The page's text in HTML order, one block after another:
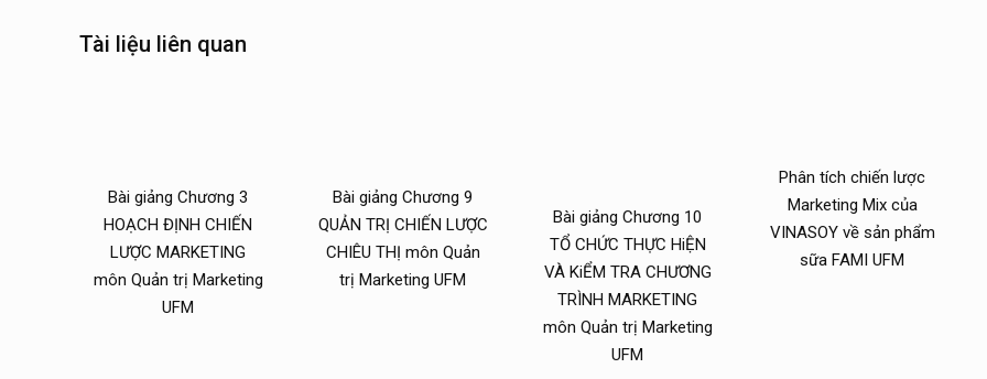
Tài liệu liên quan
Bài giảng Chương 3
HOẠCH ĐỊNH CHIẾN
LƯỢC MARKETING
môn Quản trị Marketing
UFM
Bài giảng Chương 9
QUẢN TRỊ CHIẾN LƯỢC
CHIÊU THỊ môn Quản
trị Marketing UFM
Bài giảng Chương 10
TỔ CHỨC THỰC HiỆN
VÀ KiỂM TRA CHƯƠNG
TRÌNH MARKETING
môn Quản trị Marketing
UFM
Phân tích chiến lược
Marketing Mix của
VINASOY về sản phẩm
sữa FAMI UFM